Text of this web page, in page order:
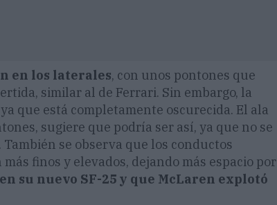
en los laterales, con unos pontones que
similar al de Ferrari. Sin embargo, la
que está completamente oscurecida. El ala
sugiere que podría ser así, ya que no se
se observa que los conductos
finos y elevados, dejando más espacio por
su nuevo SF-25 y que McLaren explotó